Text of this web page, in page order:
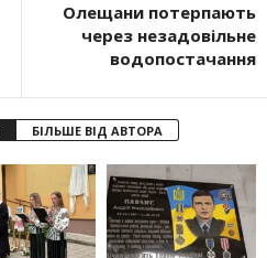
Олещани потерпають
через незадовільне
водопостачання
БІЛЬШЕ ВІД АВТОРА